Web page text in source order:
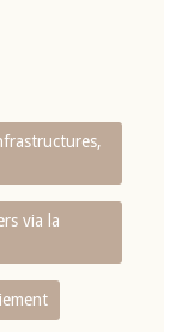
via la